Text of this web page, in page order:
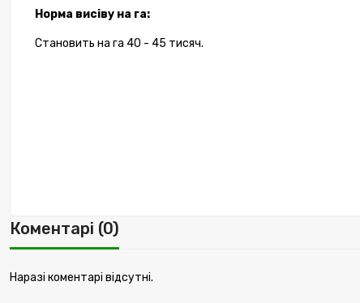
Норма висіву на га:
Становить на га 40 - 45 тисяч.
Коментарі (0)
Наразі коментарі відсутні.